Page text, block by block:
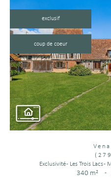
exclusif
coup de coeur
Exclusivité - Les Trois Lacs
340 m² -